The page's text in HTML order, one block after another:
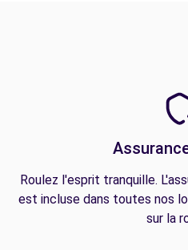
Roulez l'esprit tranquille.
est incluse dans toutes nos
sur la